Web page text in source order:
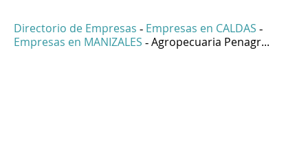
Directorio de Empresas - Empresas en CALDAS -
Empresas en MANIZALES - Agropecuaria Penagr...